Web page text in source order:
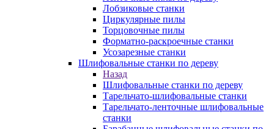
Лобзиковые станки
Циркулярные пилы
Торцовочные пилы
Форматно-раскроечные станки
Усозарезные станки
Шлифовальные станки по дереву
Назад
Шлифовальные станки по дереву
Тарельчато-шлифовальные станки
Тарельчато-ленточные шлифовальные
станки